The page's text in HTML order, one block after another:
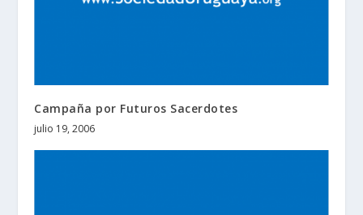
Campaña por Futuros Sacerdotes
julio 19, 2006